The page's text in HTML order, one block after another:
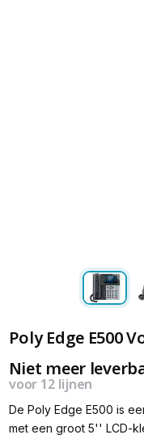
Poly Edge E500
Niet meer
voor 12 lijnen
De Poly Edge E500 is
met een groot 5'' LCD-